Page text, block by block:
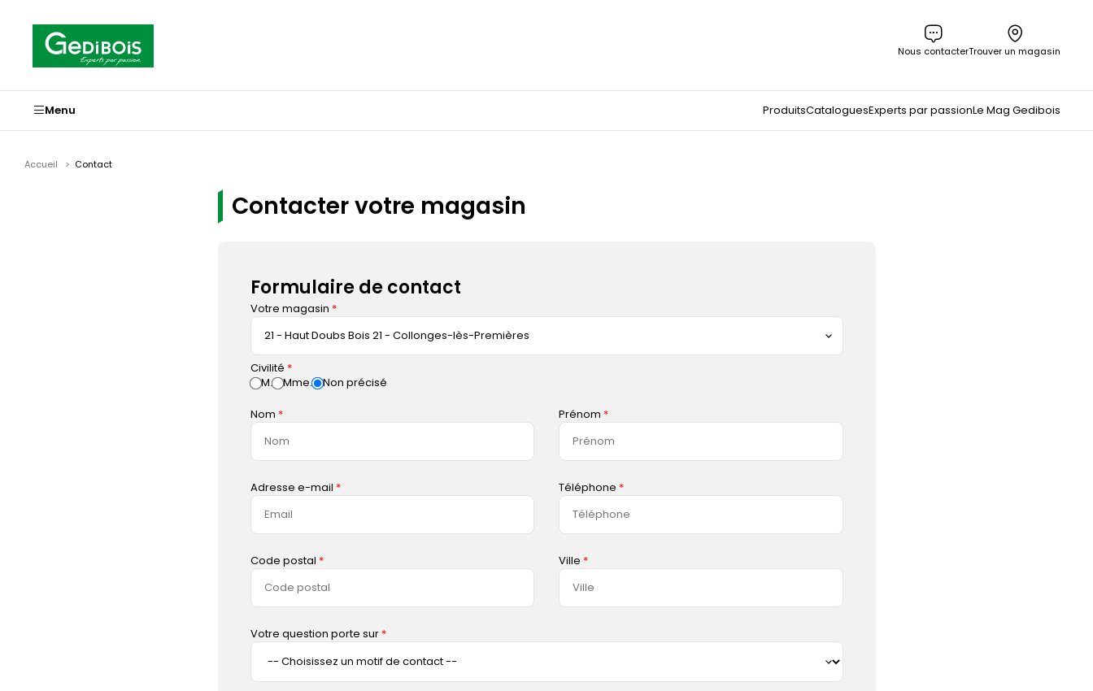
Nous contacterTrouver un magasin
Menu ProduitsCataloguesExperts par passionLe Mag Gedibois
Accueil Contact
Contacter votre magasin
Formulaire de contact
Votre magasin
21 - Haut Doubs Bois 21 - Collonges-lès-Premières
Civilité
M.
Mme. Non précisé
Nom Prénom
Adresse e-mail Téléphone
Code postal Ville
Votre question porte sur